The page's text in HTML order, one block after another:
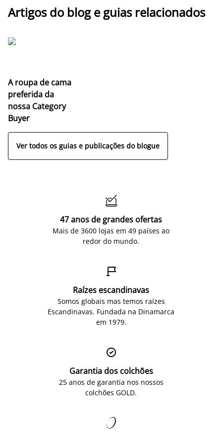
Artigos do blog e guias relacionados
A roupa de cama
preferida da
nossa Category
Buyer
Ver todos os guias e publicações do blogue

47 anos de grandes ofertas
Mais de 3600 lojas em 49 países ao
redor do mundo.

Raízes escandinavas
Somos globais mas temos raízes
Escandinavas. Fundada na Dinamarca
em 1979.

Garantia dos colchões
25 anos de garantia nos nossos
colchões GOLD.
